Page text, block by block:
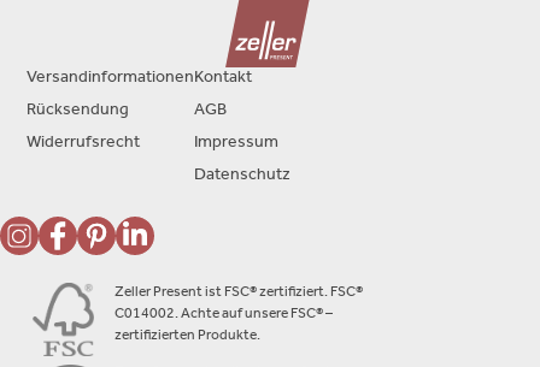
Zeller Present ist FSC® zertifiziert. FSC®
C014002. Achte auf unsere FSC® –
zertifizierten Produkte.
Versandinformationen
Rücksendung
Widerrufsrecht
Kontakt
AGB
Impressum
Datenschutz